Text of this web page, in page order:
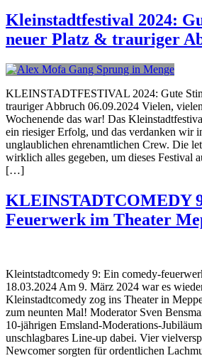
Kleinstadtfestival 2024:
neuer Platz & trauriger
KLEINSTADTFESTIVAL 2024: Gute
trauriger Abbruch 06.09.2024 Vielen,
Wochenende das war! Das
ein riesiger Erfolg, und das verdanken wir
unglaublichen ehrenamtlichen Crew. Die
wirklich alles gegeben, um dieses Festival
[…]
KLEINSTADTCOMEDY
Feuerwerk im Theater
Kleintstadtcomedy 9: Ein comedy-
18.03.2024 Am 9. März 2024 war es
Kleinstadtcomedy zog ins Theater in
zum neunten Mal! Moderator Sven
10-jährigen Emsland-Modera­tions-
unschlagbares Line-up dabei. Vier
Newcomer sorgten für ordentlichen